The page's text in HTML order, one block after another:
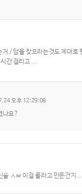
/ 답을 찾으라는것도 제대
간 걸리고 ...
오후 12:29:08
나요?
술 ㅅㅂ 이걸 풀라고 만든건